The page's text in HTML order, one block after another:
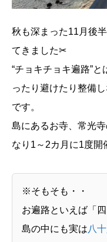
秋も深まった11月後
てきました✂
“チョキチョキ遍路”
ったり避けたり整備
です。
島にあるお寺、常光
なり1～2カ月に1度開
※そもそも・・
お遍路といえば「
島の中にも実は八